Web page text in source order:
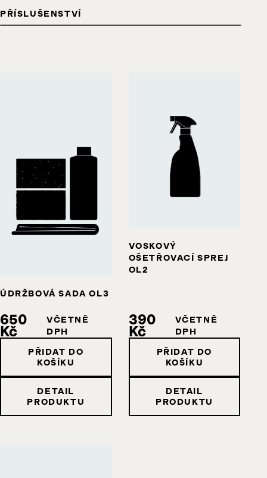
PŘÍSLUŠENSTVÍ
ÚDRŽBOVÁ SADA OL3
650
Kč
VČETNĚ
DPH
PŘIDAT DO
KOŠÍKU
DETAIL
PRODUKTU
VOSKOVÝ
OŠETŘOVACÍ SPREJ
OL2
390
Kč
VČETNĚ
DPH
PŘIDAT DO
KOŠÍKU
DETAIL
PRODUKTU